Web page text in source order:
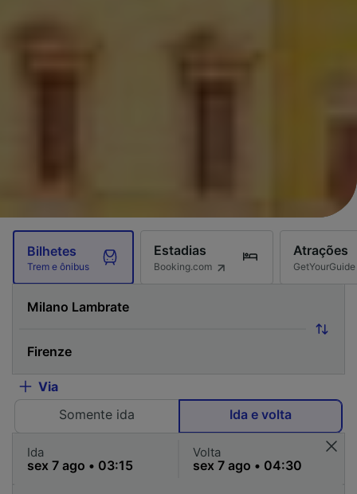
Bilhetes
Trem e ônibus
Estadias
Booking.com
Atrações
GetYourGuide
Via
Somente ida
Ida e volta
Ida Volta